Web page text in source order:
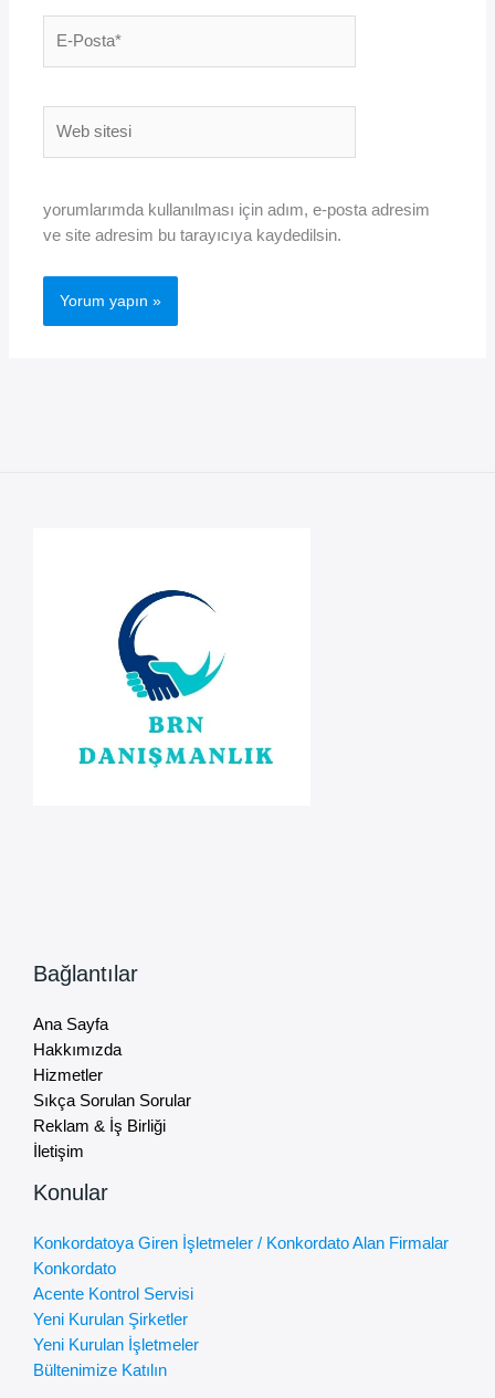
Posta*
sitesi
yorumlarımda kullanılması için adım, e-posta adresim
ve site adresim bu tarayıcıya kaydedilsin.
Bağlantılar
Ana Sayfa
Hakkımızda
Hizmetler
Sıkça Sorulan Sorular
Reklam & İş Birliği
İletişim
Konular
Konkordatoya Giren İşletmeler / Konkordato Alan Firmalar
Konkordato
Acente Kontrol Servisi
Yeni Kurulan Şirketler
Yeni Kurulan İşletmeler
Bültenimize Katılın